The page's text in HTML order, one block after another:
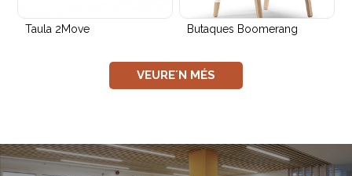
Taula 2Move Butaques Boomerang
VEURE´N MÉS